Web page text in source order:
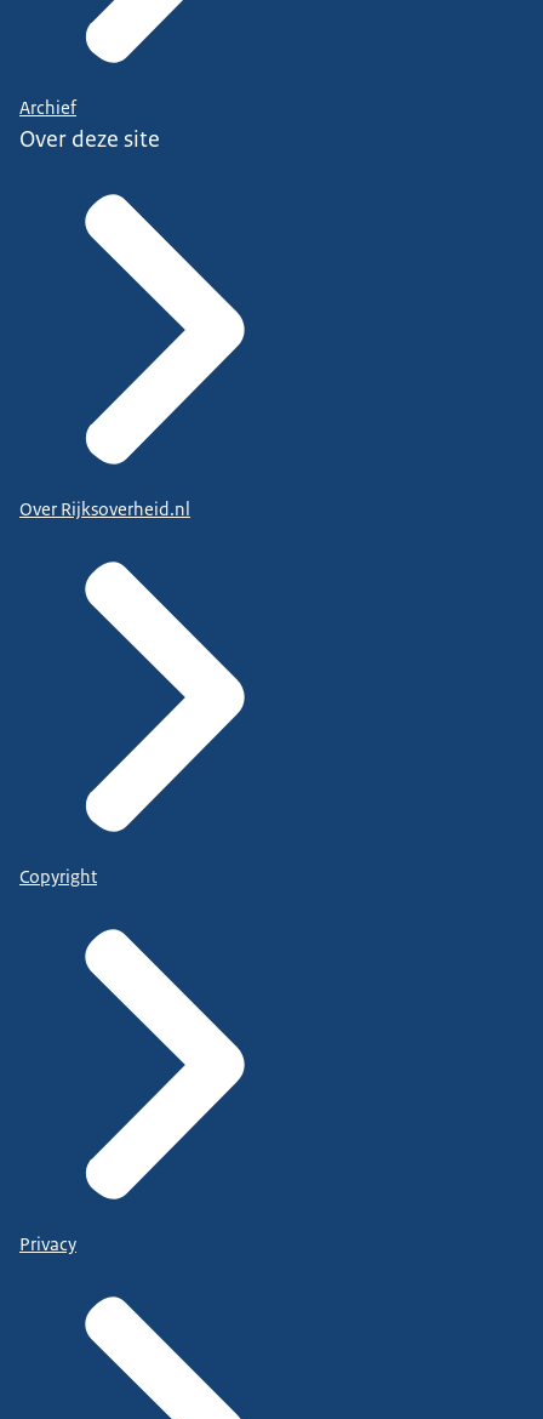
Archief
Over deze site
Over Rijksoverheid.nl
Copyright
Privacy